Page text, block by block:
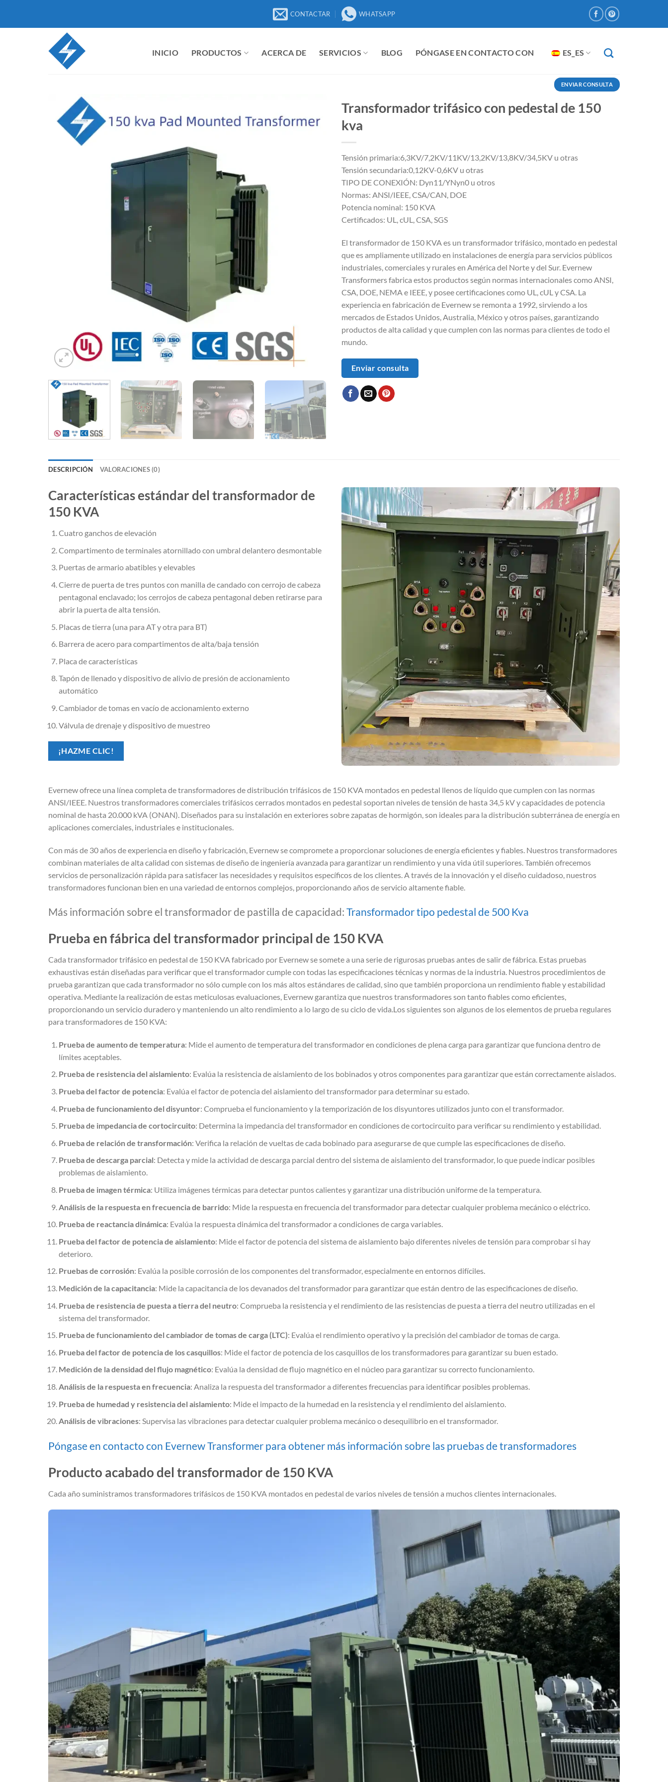
contenido
CONTACTAR WHATSAPP
INICIO PRODUCTOS ACERCA DE SERVICIOS BLOG PÓNGASE EN CONTACTO CON ES_ES
ENVIAR CONSULTA
Transformador trifásico con pedestal de 150
kva
Tensión primaria:6,3KV/7,2KV/11KV/13,2KV/13,8KV/34,5KV u otras
Tensión secundaria:0,12KV-0,6KV u otras
TIPO DE CONEXIÓN: Dyn11/YNyn0 u otros
Normas: ANSI/IEEE, CSA/CAN, DOE
Potencia nominal: 150 KVA
Certificados: UL, cUL, CSA, SGS
El transformador de 150 KVA es un transformador trifásico, montado en pedestal
que es ampliamente utilizado en instalaciones de energía para servicios públicos
industriales, comerciales y rurales en América del Norte y del Sur. Evernew
Transformers fabrica estos productos según normas internacionales como ANSI,
CSA, DOE, NEMA e IEEE, y posee certificaciones como UL, cUL y CSA. La
experiencia en fabricación de Evernew se remonta a 1992, sirviendo a los
mercados de Estados Unidos, Australia, México y otros países, garantizando
productos de alta calidad y que cumplen con las normas para clientes de todo el
mundo.
Enviar consulta
DESCRIPCIÓN VALORACIONES (0)
Características estándar del transformador de
150 KVA
Cuatro ganchos de elevación
Compartimento de terminales atornillado con umbral delantero desmontable
Puertas de armario abatibles y elevables
Cierre de puerta de tres puntos con manilla de candado con cerrojo de cabeza
pentagonal enclavado; los cerrojos de cabeza pentagonal deben retirarse para
abrir la puerta de alta tensión.
Placas de tierra (una para AT y otra para BT)
Barrera de acero para compartimentos de alta/baja tensión
Placa de características
Tapón de llenado y dispositivo de alivio de presión de accionamiento
automático
Cambiador de tomas en vacío de accionamiento externo
Válvula de drenaje y dispositivo de muestreo
¡HAZME CLIC!
Evernew ofrece una línea completa de transformadores de distribución trifásicos de 150 KVA montados en pedestal llenos de líquido que cumplen con las normas
ANSI/IEEE. Nuestros transformadores comerciales trifásicos cerrados montados en pedestal soportan niveles de tensión de hasta 34,5 kV y capacidades de potencia
nominal de hasta 20.000 kVA (ONAN). Diseñados para su instalación en exteriores sobre zapatas de hormigón, son ideales para la distribución subterránea de energía en
aplicaciones comerciales, industriales e institucionales.
Con más de 30 años de experiencia en diseño y fabricación, Evernew se compromete a proporcionar soluciones de energía eficientes y fiables. Nuestros transformadores
combinan materiales de alta calidad con sistemas de diseño de ingeniería avanzada para garantizar un rendimiento y una vida útil superiores. También ofrecemos
servicios de personalización rápida para satisfacer las necesidades y requisitos específicos de los clientes. A través de la innovación y el diseño cuidadoso, nuestros
transformadores funcionan bien en una variedad de entornos complejos, proporcionando años de servicio altamente fiable.
Más información sobre el transformador de pastilla de capacidad: Transformador tipo pedestal de 500 Kva
Prueba en fábrica del transformador principal de 150 KVA
Cada transformador trifásico en pedestal de 150 KVA fabricado por Evernew se somete a una serie de rigurosas pruebas antes de salir de fábrica. Estas pruebas
exhaustivas están diseñadas para verificar que el transformador cumple con todas las especificaciones técnicas y normas de la industria. Nuestros procedimientos de
prueba garantizan que cada transformador no sólo cumple con los más altos estándares de calidad, sino que también proporciona un rendimiento fiable y estabilidad
operativa. Mediante la realización de estas meticulosas evaluaciones, Evernew garantiza que nuestros transformadores son tanto fiables como eficientes,
proporcionando un servicio duradero y manteniendo un alto rendimiento a lo largo de su ciclo de vida.Los siguientes son algunos de los elementos de prueba regulares
para transformadores de 150 KVA:
Prueba de aumento de temperatura: Mide el aumento de temperatura del transformador en condiciones de plena carga para garantizar que funciona dentro de
límites aceptables.
Prueba de resistencia del aislamiento: Evalúa la resistencia de aislamiento de los bobinados y otros componentes para garantizar que están correctamente aislados.
Prueba del factor de potencia: Evalúa el factor de potencia del aislamiento del transformador para determinar su estado.
Prueba de funcionamiento del disyuntor: Comprueba el funcionamiento y la temporización de los disyuntores utilizados junto con el transformador.
Prueba de impedancia de cortocircuito: Determina la impedancia del transformador en condiciones de cortocircuito para verificar su rendimiento y estabilidad.
Prueba de relación de transformación: Verifica la relación de vueltas de cada bobinado para asegurarse de que cumple las especificaciones de diseño.
Prueba de descarga parcial: Detecta y mide la actividad de descarga parcial dentro del sistema de aislamiento del transformador, lo que puede indicar posibles
problemas de aislamiento.
Prueba de imagen térmica: Utiliza imágenes térmicas para detectar puntos calientes y garantizar una distribución uniforme de la temperatura.
Análisis de la respuesta en frecuencia de barrido: Mide la respuesta en frecuencia del transformador para detectar cualquier problema mecánico o eléctrico.
Prueba de reactancia dinámica: Evalúa la respuesta dinámica del transformador a condiciones de carga variables.
Prueba del factor de potencia de aislamiento: Mide el factor de potencia del sistema de aislamiento bajo diferentes niveles de tensión para comprobar si hay
deterioro.
Pruebas de corrosión: Evalúa la posible corrosión de los componentes del transformador, especialmente en entornos difíciles.
Medición de la capacitancia: Mide la capacitancia de los devanados del transformador para garantizar que están dentro de las especificaciones de diseño.
Prueba de resistencia de puesta a tierra del neutro: Comprueba la resistencia y el rendimiento de las resistencias de puesta a tierra del neutro utilizadas en el
sistema del transformador.
Prueba de funcionamiento del cambiador de tomas de carga (LTC): Evalúa el rendimiento operativo y la precisión del cambiador de tomas de carga.
Prueba del factor de potencia de los casquillos: Mide el factor de potencia de los casquillos de los transformadores para garantizar su buen estado.
Medición de la densidad del flujo magnético: Evalúa la densidad de flujo magnético en el núcleo para garantizar su correcto funcionamiento.
Análisis de la respuesta en frecuencia: Analiza la respuesta del transformador a diferentes frecuencias para identificar posibles problemas.
Prueba de humedad y resistencia del aislamiento: Mide el impacto de la humedad en la resistencia y el rendimiento del aislamiento.
Análisis de vibraciones: Supervisa las vibraciones para detectar cualquier problema mecánico o desequilibrio en el transformador.
Póngase en contacto con Evernew Transformer para obtener más información sobre las pruebas de transformadores
Producto acabado del transformador de 150 KVA
Cada año suministramos transformadores trifásicos de 150 KVA montados en pedestal de varios niveles de tensión a muchos clientes internacionales.